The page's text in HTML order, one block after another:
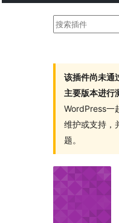
搜
该插件尚未
主要版本进行
WordPress一
维护或支持，
题。